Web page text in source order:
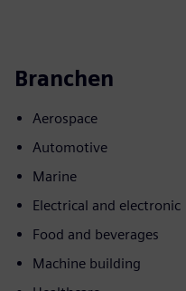
Branchen
Aerospace
Automotive
Marine
Electrical and electronic
Food and beverages
Machine building